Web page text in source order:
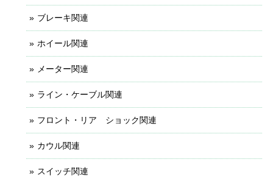
ブレーキ関連
ホイール関連
メーター関連
ライン・ケーブル関連
フロント・リア ショック関連
カウル関連
スイッチ関連